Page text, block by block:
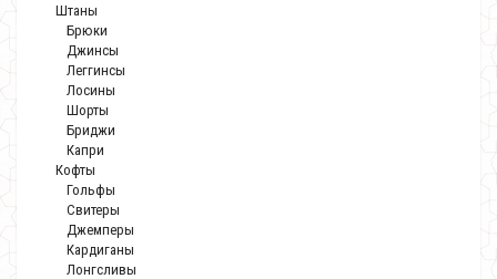
Штаны
Брюки
Джинсы
Леггинсы
Лосины
Шорты
Бриджи
Капри
Кофты
Гольфы
Свитеры
Джемперы
Кардиганы
Лонгсливы